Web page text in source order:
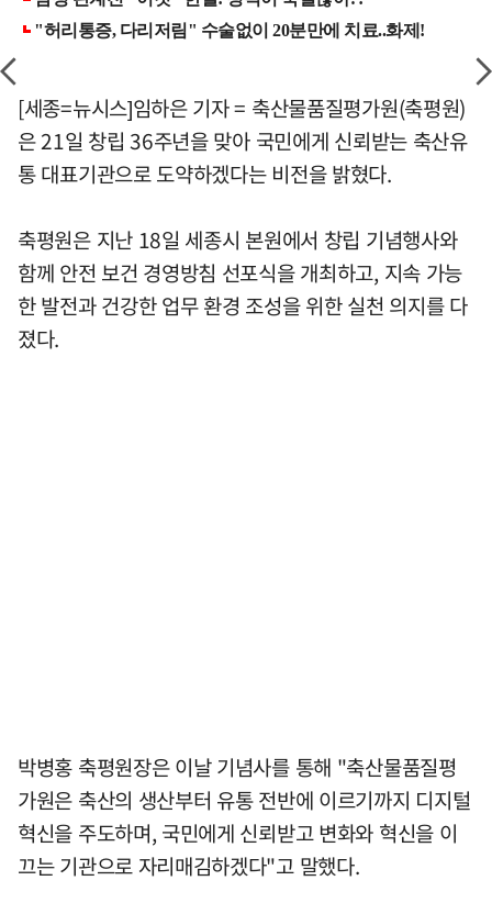
[세종=뉴시스]임하은 기자 = 축산물품질평가원(축평원)
은 21일 창립 36주년을 맞아 국민에게 신뢰받는 축산유
통 대표기관으로 도약하겠다는 비전을 밝혔다.
축평원은 지난 18일 세종시 본원에서 창립 기념행사와
함께 안전 보건 경영방침 선포식을 개최하고, 지속 가능
한 발전과 건강한 업무 환경 조성을 위한 실천 의지를 다
졌다.
박병홍 축평원장은 이날 기념사를 통해 "축산물품질평
가원은 축산의 생산부터 유통 전반에 이르기까지 디지털
혁신을 주도하며, 국민에게 신뢰받고 변화와 혁신을 이
끄는 기관으로 자리매김하겠다"고 말했다.